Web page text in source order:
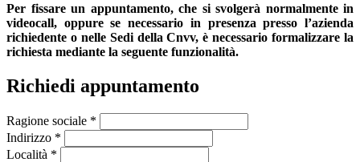
Per fissare un appuntamento, che si svolgerà normalmente in
videocall, oppure se necessario in presenza presso l’azienda
richiedente o nelle Sedi della Cnvv, è necessario formalizzare la
richiesta mediante la seguente funzionalità.
Richiedi appuntamento
Ragione sociale *
Indirizzo *
Località *